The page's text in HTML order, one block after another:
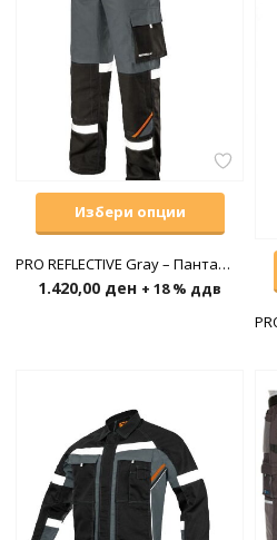
Избери опции
PRO REFLECTIVE Gray – Панталони до појас
1.420,00 ден + 18 % ддв